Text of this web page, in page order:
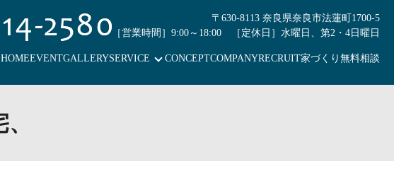
HOMEEVENTGALLERYSERVICE CONCEPTCOMPANYRECRUIT家づくり無料相談
〒630-8113 奈良県奈良市法蓮町1700-5
［営業時間］9:00～18:00 ［定休日］水曜日、第2・4日曜日